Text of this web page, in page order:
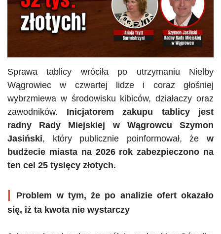
Sprawa tablicy wróciła po utrzymaniu Nielby
Wągrowiec w czwartej lidze i coraz głośniej
wybrzmiewa w środowisku kibiców, działaczy oraz
zawodników. Inicjatorem zakupu tablicy jest
radny Rady Miejskiej w Wągrowcu Szymon
Jasiński, który publicznie poinformował, że w
budżecie miasta na 2026 rok zabezpieczono na
ten cel 25 tysięcy złotych.
|
Problem w tym, że po analizie ofert okazało
się, iż ta kwota nie wystarczy